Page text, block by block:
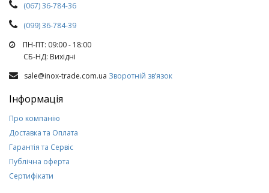
(067) 36-784-36
(099) 36-784-39
ПН-ПТ: 09:00 - 18:00
СБ-НД: Вихiднi
sale@inox-trade.com.ua Зворотній зв’язок
Інформація
Про компанію
Доставка та Оплата
Гарантія та Сервіс
Публічна оферта
Сертифікати